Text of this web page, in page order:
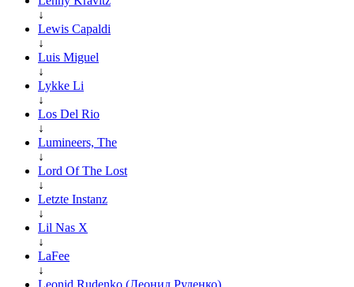
↓
Lewis Capaldi
↓
Luis Miguel
↓
Lykke Li
↓
Los Del Rio
↓
Lumineers, The
↓
Lord Of The Lost
↓
Letzte Instanz
↓
Lil Nas X
↓
LaFee
↓
Leonid Rudenko (Леонид Руденко)